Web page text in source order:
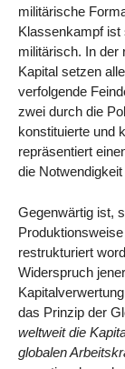
militärische
Klassenkampf ist
militärisch. In der
Kapital setzen
verfolgende
zwei durch die
konstituierte und
repräsentiert
die
Gegenwärtig ist,
restrukturiert
Widerspruch
das Prinzip der
weltweit die
globalen